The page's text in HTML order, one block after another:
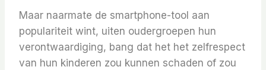
Maar naarmate de smartphone-tool aan
populariteit wint, uiten oudergroepen hun
verontwaardiging, bang dat het het zelfrespect
van hun kinderen zou kunnen schaden of zou